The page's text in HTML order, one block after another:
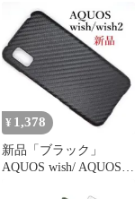
ア ソフトケース★シル
バー
¥ 1,378
新品「ブラック」
AQUOS wish/ AQUOS